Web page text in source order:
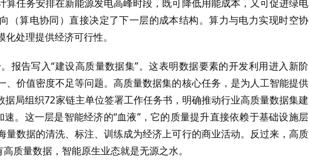
任务安排在新能源发电高峰时段，既可降低用能成本，又可促进绿电
（算电协同）直接决定了下一层的成本结构。算力与电力实现时空协
处理提供经济可行性。
告写入“建设高质量数据集”。这表明数据要素的开发利用进入新阶
价值密度不足等问题。高质量数据集的核心任务，是为人工智能提供
局组织72家链主单位签署工作任务书，明确推动行业高质量数据集建
。这一层是智能经济的“血液”，它的质量提升直接依赖于基础设施层
数据的清洗、标注、训练成为经济上可行的商业活动。反过来，高质
质量数据，智能原生业态就是无源之水。